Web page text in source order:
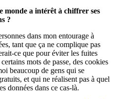
monde a intérêt à chiffrer ses
?
dans mon entourage à
tant que ça ne complique pas
ce que pour éviter les fuites
mots de passe, des cookies
beaucoup de gens qui se
et qui ne réalisent pas à quel
données dans ce cas-là.